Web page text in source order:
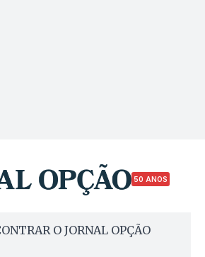
50 ANOS
O JORNAL OPÇÃO